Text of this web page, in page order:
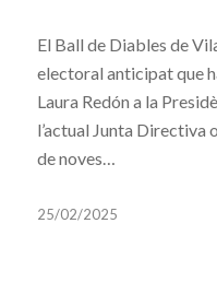
El Ball de Diables de
electoral anticipat que
Laura Redón a la
l’actual Junta Directiva
de noves…
25/02/2025